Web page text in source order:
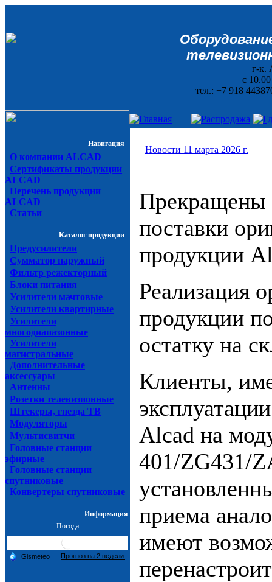
г-к.
с
тел.: +7 918
Навигация
О компании ALCAD
Сертификаты продукции
ALCAD
Перечень продукции
ALCAD
Статьи
Каталог продукции
Предусилители
Сумматор наружный
Фильтр режекторный
Блоки питания
Усилители мачтовые
Усилители квартирные
Усилители
многодиапазонные
Усилители
магистральные
Дополнительные
аксессуары
Антенны
Розетки телевизионные
Штекеры, гнезда ТВ
Модуляторы
Мультисвитчи
Головные станции
эфирные
Головные станции
спутниковые
Конвертеры спутниковые
Информация
Погода
Новости 11 марта 2026 г.
Прекращены
поставки
продукции
Реализация
продукции
остатку на
Клиенты,
Alcad на
401/ZG431/
приема
имеют